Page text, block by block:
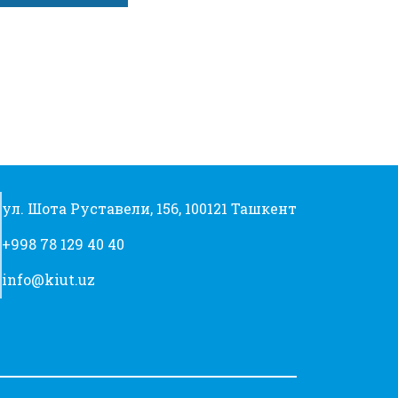
ул. Шота Руставели, 156, 100121 Ташкент
+998 78 129 40 40
info@kiut.uz